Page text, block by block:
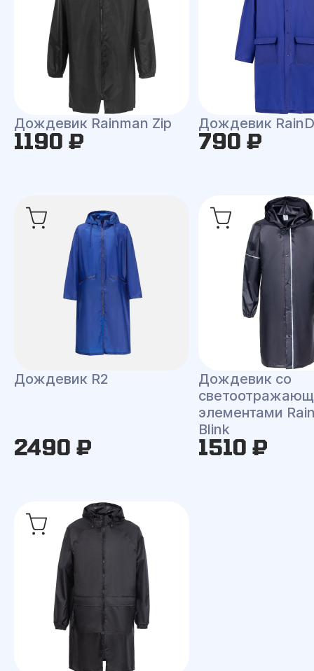
Дождевик Rainman Zip
1190 ₽
Дождевик
790 ₽
Дождевик R2
2490 ₽
Дождевик со
элементами
Blink
1510 ₽